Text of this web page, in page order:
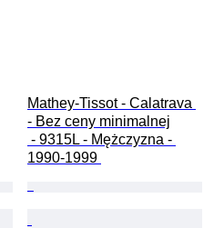
Mathey-Tissot - Calatrava
- Bez ceny minimalnej
1990-1999